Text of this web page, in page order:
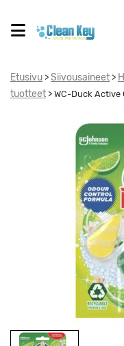
Etusivu > Siivousaineet >
tuotteet > WC-Duck Active